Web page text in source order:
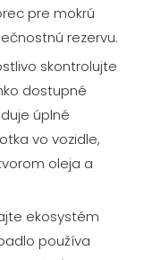
pre mokrú
rezervu.
skontrolujte
dostupné
úplné
vo vozidle,
oleja a
ekosystém
používa